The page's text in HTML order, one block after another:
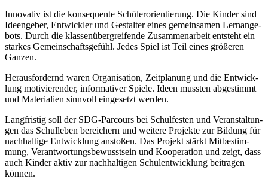
In­no­va­tiv ist die kon­se­quen­te Schü­ler­ori­en­tie­rung. Die Kin­der sind
Ideen­ge­ber, Ent­wick­ler und Ge­stal­ter ei­nes ge­mein­sa­men Lern­an­ge­
bots. Durch die klas­sen­über­grei­fen­de Zu­sam­men­ar­beit ent­steht ein
star­kes Ge­mein­schafts­ge­fühl. Je­des Spiel ist Teil ei­nes grö­ße­ren
Gan­zen.
Her­aus­for­dernd wa­ren Or­ga­ni­sa­ti­on, Zeit­pla­nung und die Ent­wick­
lung mo­ti­vie­ren­der, in­for­ma­ti­ver Spie­le. Ideen muss­ten ab­ge­stimmt
und Ma­te­ria­li­en sinn­voll ein­ge­setzt wer­den.
Lang­fris­tig soll der SDG-Par­cours bei Schul­fes­ten und Ver­an­stal­tun­
gen das Schul­le­ben be­rei­chern und wei­te­re Pro­jek­te zur Bil­dung für
nach­hal­ti­ge Ent­wick­lung an­sto­ßen. Das Pro­jekt stärkt Mit­be­stim­
mung, Ver­ant­wor­tungs­be­wusst­sein und Ko­ope­ra­ti­on und zeigt, dass
auch Kin­der ak­tiv zur nach­hal­ti­gen Schul­ent­wick­lung bei­tra­gen
kön­nen.